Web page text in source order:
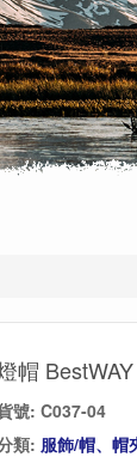
帽
號: C037-04
類: 服飾/帽、帽